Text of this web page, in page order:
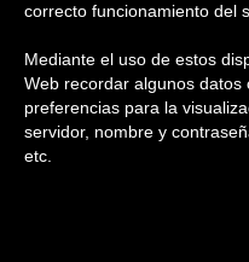
correcto funcionamiento del
Mediante el uso de estos
Web recordar algunos
preferencias para la
servidor, nombre y
etc.